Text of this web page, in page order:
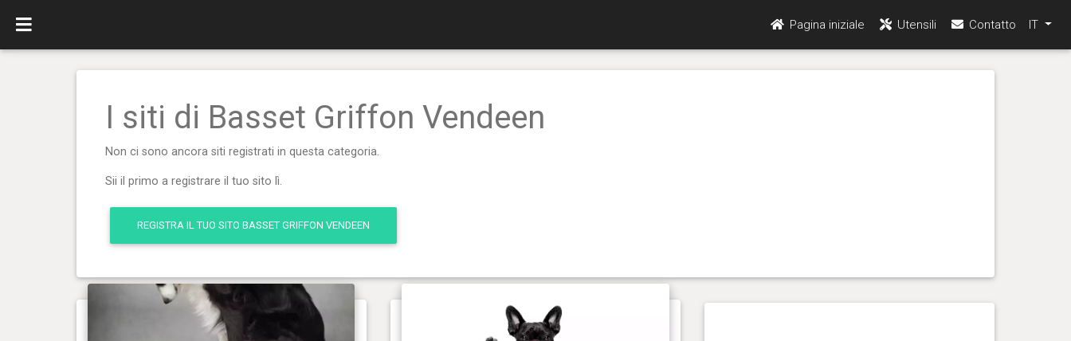
Pagina iniziale Utensili Contatto IT
I siti di Basset Griffon Vendeen
Non ci sono ancora siti registrati in questa categoria.
Sii il primo a registrare il tuo sito lì.
REGISTRA IL TUO SITO BASSET GRIFFON VENDEEN